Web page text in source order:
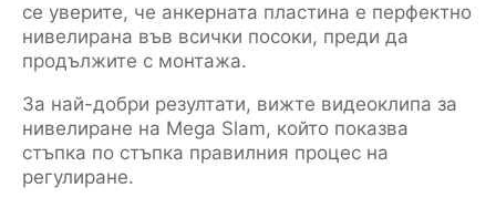
се уверите, че анкерната пластина е перфектно
нивелирана във всички посоки, преди да
продължите с монтажа.
За най-добри резултати, вижте видеоклипа за
нивелиране на Mega Slam, който показва
стъпка по стъпка правилния процес на
регулиране.